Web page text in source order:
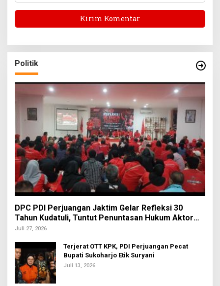
Politik
DPC PDI Perjuangan Jaktim Gelar Refleksi 30
Tahun Kudatuli, Tuntut Penuntasan Hukum Aktor
Intelektual
Juli 27, 2026
Terjerat OTT KPK, PDI Perjuangan Pecat
Bupati Sukoharjo Etik Suryani
Juli 13, 2026